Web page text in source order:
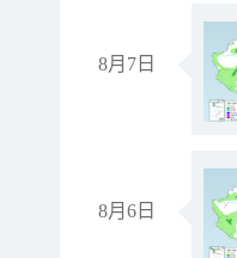
8月7日
8月6日